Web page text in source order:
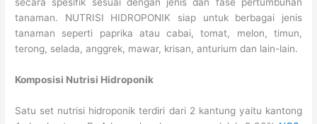
tanaman. NUTRISI HIDROPONIK siap untuk berbagai jenis
tanaman seperti paprika atau cabai, tomat, melon, timun,
terong, selada, anggrek, mawar, krisan, anturium dan lain-lain.
Komposisi Nutrisi Hidroponik
Satu set nutrisi hidroponik terdiri dari 2 kantung yaitu kantong